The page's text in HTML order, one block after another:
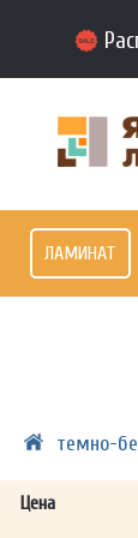
ЛАМИНАТ
темно-
Цена